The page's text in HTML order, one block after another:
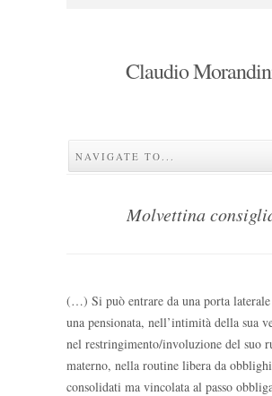
Claudio
NAVIGATE TO...
Molvettina
(…) Si può entrare da una porta laterale
una pensionata, nell’intimità della sua
nel restringimento/involuzione del suo
materno, nella routine libera da
consolidati ma vincolata al passo